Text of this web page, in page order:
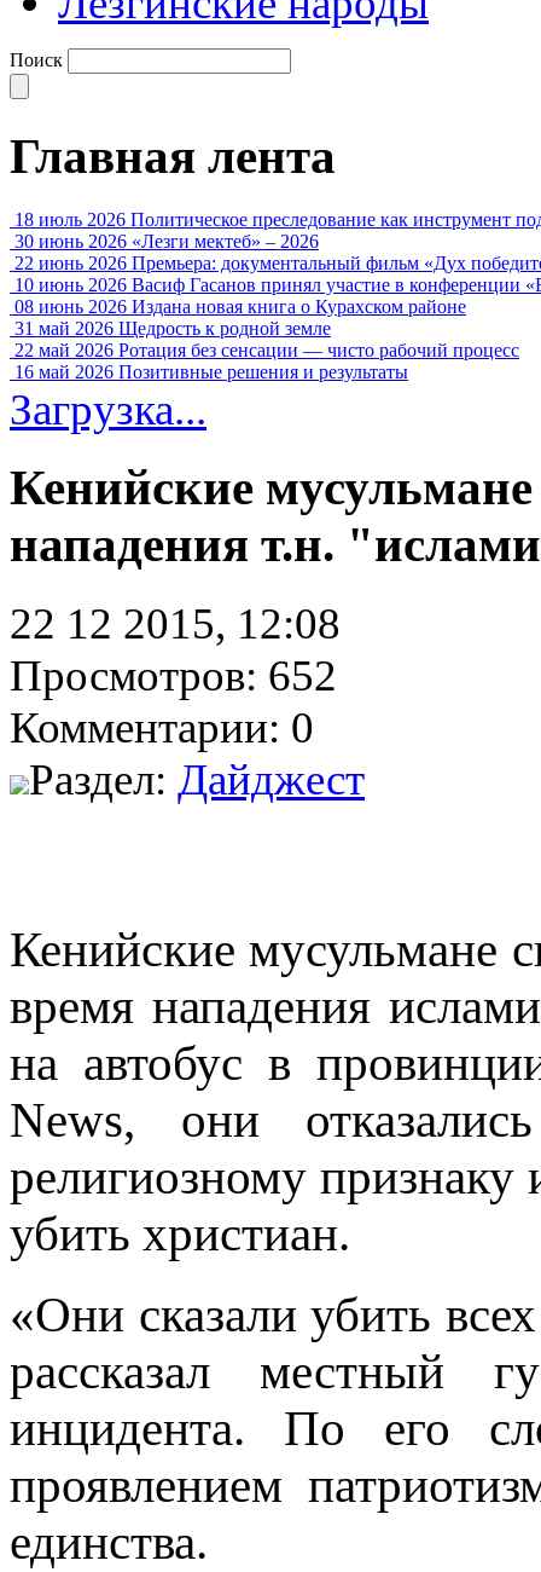
Поиск
Главная лента
18 июль 2026 Политическое преследование как инструмент
30 июнь 2026 «Лезги мектеб» – 2026
22 июнь 2026 Премьера: документальный фильм «Дух
10 июнь 2026 Васиф Гасанов принял участие в конференции
08 июнь 2026 Издана новая книга о Курахском районе
31 май 2026 Щедрость к родной земле
22 май 2026 Ротация без сенсации — чисто рабочий процесс
16 май 2026 Позитивные решения и результаты
Загрузка...
Кенийские
нападения т.н.
22 12 2015, 12:08
Просмотров: 652
Комментарии: 0
Раздел: Дайджест
Кенийские мусульмане
время нападения
на автобус в
News, они
религиозному признаку
убить христиан.
«Они сказали убить
рассказал местный
инцидента. По его
проявлением
единства.